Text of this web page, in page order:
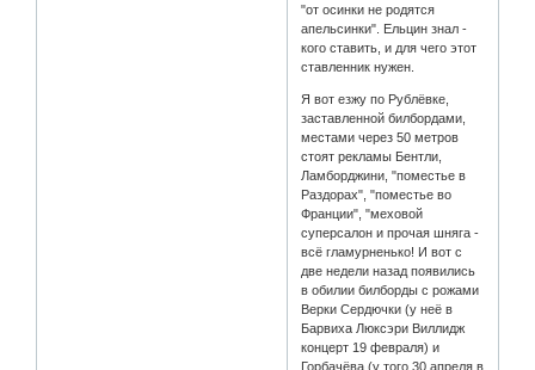
"от осинки не родятся
апельсинки". Ельцин знал -
кого ставить, и для чего этот
ставленник нужен.
Я вот езжу по Рублёвке,
заставленной билбордами,
местами через 50 метров
стоят рекламы Бентли,
Ламборджини, "поместье в
Раздорах", "поместье во
Франции", "меховой
суперсалон и прочая шняга -
всё гламурненько! И вот с
две недели назад появились
в обилии билборды с рожами
Верки Сердючки (у неё в
Барвиха Люксэри Виллидж
концерт 19 февраля) и
Горбачёва (у того 30 апреля в